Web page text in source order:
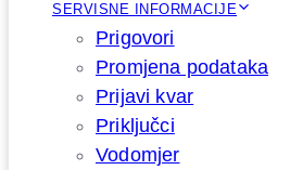
SERVISNE INFORMACIJE
Prigovori
Promjena podataka
Prijavi kvar
Priključci
Vodomjer